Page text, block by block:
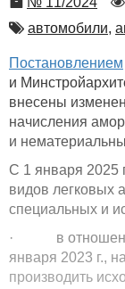
Автор
автомобили,
Постановлением
и
внесены
начисления
и
C 1 января 2025
видов легковых
специальных и
· в отношении
января 2023 г.,
производить